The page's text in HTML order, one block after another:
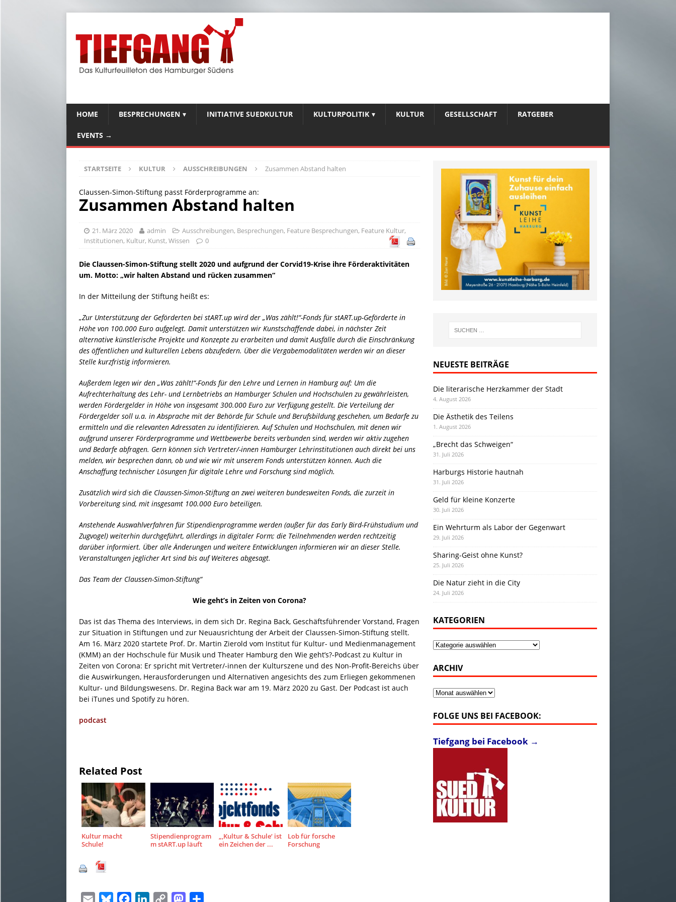
HOME BESPRECHUNGEN INITIATIVE SUEDKULTUR KULTURPOLITIK KULTUR GESELLSCHAFT RATGEBER
EVENTS →
STARTSEITE KULTUR AUSSCHREIBUNGEN Zusammen Abstand halten
Claussen-Simon-Stiftung passt Förderprogramme an:
Zusammen Abstand halten
21. März 2020 admin Ausschreibungen, Besprechungen, Feature Besprechungen, Feature Kultur,
Institutionen, Kultur, Kunst, Wissen 0
Die Claussen-Simon-Stiftung stellt 2020 und aufgrund der Corvid19-Krise ihre Förderaktivitäten
um. Motto: „wir halten Abstand und rücken zusammen“
In der Mitteilung der Stiftung heißt es:
„Zur Unterstützung der Geförderten bei stART.up wird der „Was zählt!“-Fonds für stART.up-Geförderte in
Höhe von 100.000 Euro aufgelegt. Damit unterstützen wir Kunstschaffende dabei, in nächster Zeit
alternative künstlerische Projekte und Konzepte zu erarbeiten und damit Ausfälle durch die Einschränkung
des öffentlichen und kulturellen Lebens abzufedern. Über die Vergabemodalitäten werden wir an dieser
Stelle kurzfristig informieren.
Außerdem legen wir den „Was zählt!“-Fonds für den Lehre und Lernen in Hamburg auf: Um die
Aufrechterhaltung des Lehr- und Lernbetriebs an Hamburger Schulen und Hochschulen zu gewährleisten,
werden Fördergelder in Höhe von insgesamt 300.000 Euro zur Verfügung gestellt. Die Verteilung der
Fördergelder soll u.a. in Absprache mit der Behörde für Schule und Berufsbildung geschehen, um Bedarfe zu
ermitteln und die relevanten Adressaten zu identifizieren. Auf Schulen und Hochschulen, mit denen wir
aufgrund unserer Förderprogramme und Wettbewerbe bereits verbunden sind, werden wir aktiv zugehen
und Bedarfe abfragen. Gern können sich Vertreter/-innen Hamburger Lehrinstitutionen auch direkt bei uns
melden, wir besprechen dann, ob und wie wir mit unserem Fonds unterstützen können. Auch die
Anschaffung technischer Lösungen für digitale Lehre und Forschung sind möglich.
Zusätzlich wird sich die Claussen-Simon-Stiftung an zwei weiteren bundesweiten Fonds, die zurzeit in
Vorbereitung sind, mit insgesamt 100.000 Euro beteiligen.
Anstehende Auswahlverfahren für Stipendienprogramme werden (außer für das Early Bird-Frühstudium und
Zugvogel) weiterhin durchgeführt, allerdings in digitaler Form; die Teilnehmenden werden rechtzeitig
darüber informiert. Über alle Änderungen und weitere Entwicklungen informieren wir an dieser Stelle.
Veranstaltungen jeglicher Art sind bis auf Weiteres abgesagt.
Das Team der Claussen-Simon-Stiftung“
Wie geht’s in Zeiten von Corona?
Das ist das Thema des Interviews, in dem sich Dr. Regina Back, Geschäftsführender Vorstand, Fragen
zur Situation in Stiftungen und zur Neuausrichtung der Arbeit der Claussen-Simon-Stiftung stellt.
Am 16. März 2020 startete Prof. Dr. Martin Zierold vom Institut für Kultur- und Medienmanagement
(KMM) an der Hochschule für Musik und Theater Hamburg den Wie geht’s?-Podcast zu Kultur in
Zeiten von Corona: Er spricht mit Vertreter/-innen der Kulturszene und des Non-Profit-Bereichs über
die Auswirkungen, Herausforderungen und Alternativen angesichts des zum Erliegen gekommenen
Kultur- und Bildungswesens. Dr. Regina Back war am 19. März 2020 zu Gast. Der Podcast ist auch
bei iTunes und Spotify zu hören.
podcast
Related Post
Kultur macht
Schule!
Stipendienprogram
m stART.up läuft
„‚Kultur & Schule‘ ist
ein Zeichen der ...
Lob für forsche
Forschung
M
NEUESTE BEITRÄGE
Die literarische Herzkammer der Stadt
4. August 2026
Die Ästhetik des Teilens
1. August 2026
„Brecht das Schweigen“
31. Juli 2026
Harburgs Historie hautnah
31. Juli 2026
Geld für kleine Konzerte
30. Juli 2026
Ein Wehrturm als Labor der Gegenwart
29. Juli 2026
Sharing-Geist ohne Kunst?
25. Juli 2026
Die Natur zieht in die City
24. Juli 2026
KATEGORIEN
Kategorien
ARCHIV
Archiv
FOLGE UNS BEI FACEBOOK:
Tiefgang bei Facebook →